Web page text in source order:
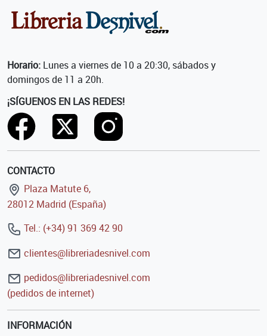
Horario: Lunes a viernes de 10 a 20:30, sábados y
domingos de 11 a 20h.
¡SÍGUENOS EN LAS REDES!
CONTACTO
Plaza Matute 6,
28012 Madrid (España)
Tel.: (+34) 91 369 42 90
clientes@libreriadesnivel.com
pedidos@libreriadesnivel.com
(pedidos de internet)
INFORMACIÓN